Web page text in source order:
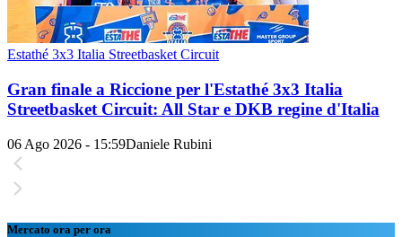
Estathé 3x3 Italia Streetbasket Circuit
Gran finale a Riccione per l'Estathé 3x3 Italia
Streetbasket Circuit: All Star e DKB regine d'Italia
06 Ago 2026 - 15:59Daniele Rubini
Mercato ora per ora